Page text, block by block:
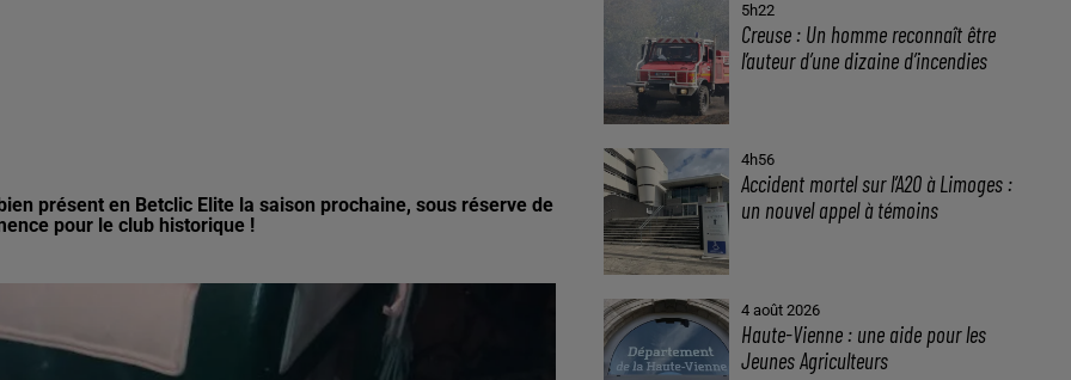
présent en Betclic Elite la saison prochaine, sous réserve de
pour le club historique !
5h22
Creuse : Un homme reconnaît être
l’auteur d’une dizaine d’incendies
4h56
Accident mortel sur l’A20 à Limoges :
un nouvel appel à témoins
4 août 2026
Haute-Vienne : une aide pour les
Jeunes Agriculteurs